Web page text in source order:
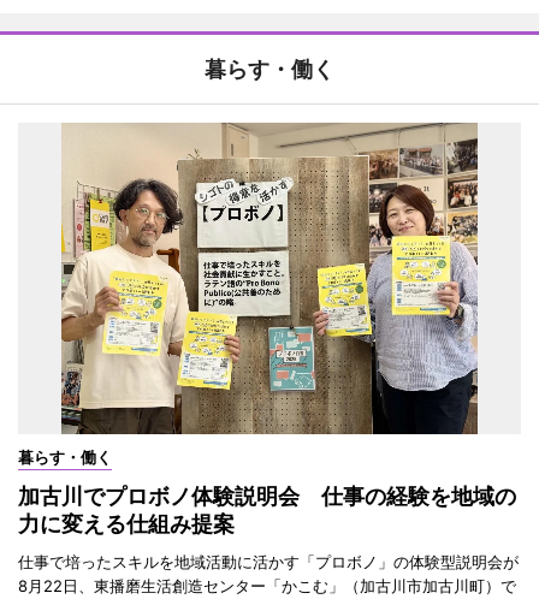
暮らす・働く
暮らす・働く
加古川でプロボノ体験説明会 仕事の経験を地域の
力に変える仕組み提案
仕事で培ったスキルを地域活動に活かす「プロボノ」の体験型説明会が
8月22日、東播磨生活創造センター「かこむ」（加古川市加古川町）で